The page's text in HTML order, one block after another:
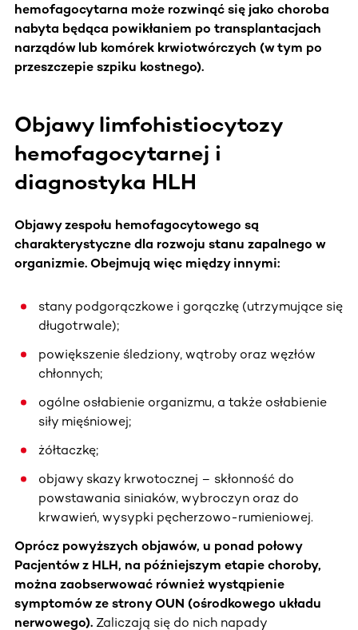
hemofagocytarna może rozwinąć się jako choroba
nabyta będąca powikłaniem po transplantacjach
narządów lub komórek krwiotwórczych (w tym po
przeszczepie szpiku kostnego).
Objawy limfohistiocytozy
hemofagocytarnej i
diagnostyka HLH
Objawy zespołu hemofagocytowego są
charakterystyczne dla rozwoju stanu zapalnego w
organizmie. Obejmują więc między innymi:
stany podgorączkowe i gorączkę (utrzymujące się
długotrwale);
powiększenie śledziony, wątroby oraz węzłów
chłonnych;
ogólne osłabienie organizmu, a także osłabienie
siły mięśniowej;
żółtaczkę;
objawy skazy krwotocznej – skłonność do
powstawania siniaków, wybroczyn oraz do
krwawień, wysypki pęcherzowo-rumieniowej.
Oprócz powyższych objawów, u ponad połowy
Pacjentów z HLH, na późniejszym etapie choroby,
można zaobserwować również wystąpienie
symptomów ze strony OUN (ośrodkowego układu
nerwowego). Zaliczają się do nich napady